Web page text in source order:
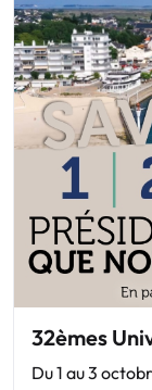
32èmes
Du 1 au 3